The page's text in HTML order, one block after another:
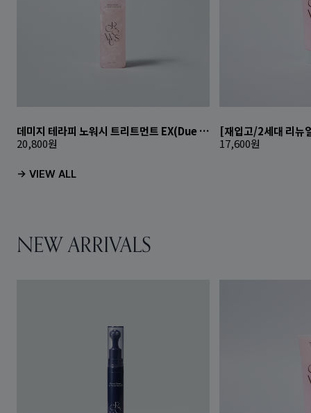
데미지 테라피 노워시 트리트먼트 EX(Due Rose)
20,800원 17,600원
-> VIEW ALL
NEW ARRIVALS